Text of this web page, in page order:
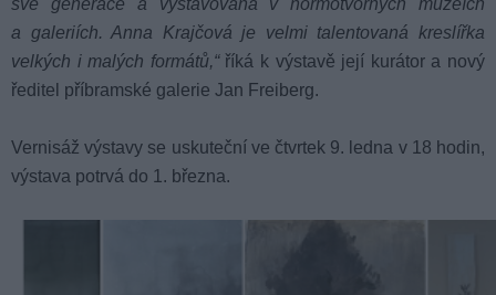
a galeriích. Anna Krajčová je velmi talentovaná kreslířka
velkých i malých formátů,“říká k výstavě její kurátor a nový
ředitel příbramské galerie Jan Freiberg.
Vernisáž výstavy se uskuteční ve čtvrtek 9. ledna v 18 hodin,
výstava potrvá do 1. března.